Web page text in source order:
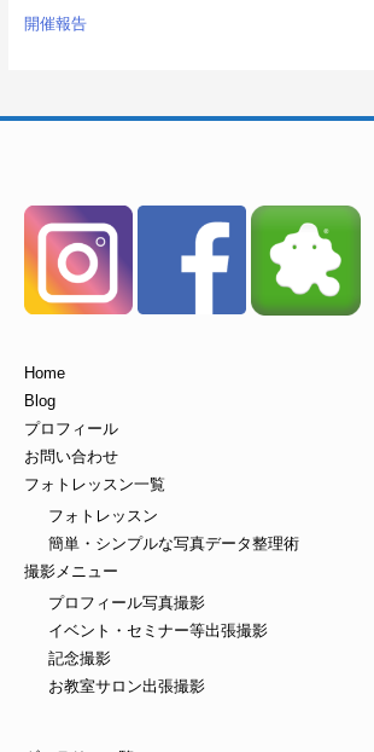
開催報告
Home
Blog
プロフィール
お問い合わせ
フォトレッスン一覧
フォトレッスン
簡単・シンプルな写真データ整理術
撮影メニュー
プロフィール写真撮影
イベント・セミナー等出張撮影
記念撮影
お教室サロン出張撮影